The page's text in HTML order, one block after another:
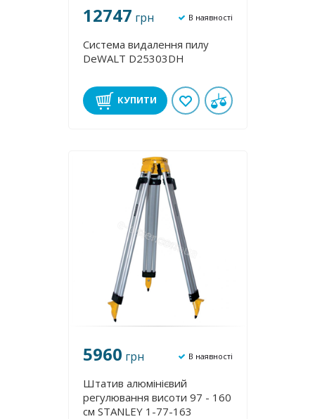
12747 грн В наявності
Система видалення пилу
DeWALT D25303DH
КУПИТИ
5960 грн В наявності
Штатив алюмінієвий
регулювання висоти 97 - 160
см STANLEY 1-77-163